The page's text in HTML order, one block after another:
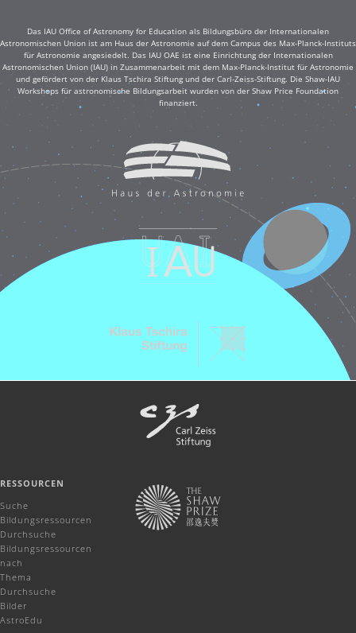
Das IAU Office of Astronomy for Education als Bildungsbüro der Internationalen
Astronomischen Union ist am Haus der Astronomie auf dem Campus des Max-Planck-Instituts
für Astronomie angesiedelt. Das IAU OAE ist eine Einrichtung der Internationalen
Astronomischen Union (IAU) in Zusammenarbeit mit dem Max-Planck-Institut für Astronomie
und gefördert von der Klaus Tschira Stiftung und der Carl-Zeiss-Stiftung. Die Shaw-IAU
Workshops für astronomische Bildungsarbeit wurden von der Shaw Price Foundation
finanziert.
RESSOURCEN
Suche
Bildungsressourcen
Durchsuche
Bildungsressourcen
nach
Thema
Durchsuche
Bilder
AstroEdu